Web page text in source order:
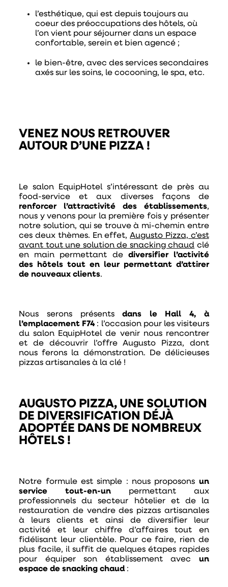
l’esthétique, qui est depuis toujours au
coeur des préoccupations des hôtels, où
l’on vient pour séjourner dans un espace
confortable, serein et bien agencé ;
le bien-être, avec des services secondaires
axés sur les soins, le cocooning, le spa, etc.
VENEZ NOUS RETROUVER
AUTOUR D’UNE PIZZA !
Le salon EquipHotel s’intéressant de près au
food-service et aux diverses façons de
renforcer l’attractivité des établissements,
nous y venons pour la première fois y présenter
notre solution, qui se trouve à mi-chemin entre
ces deux thèmes. En effet,Augusto Pizza, c’est
avant tout une solution de snacking chaud clé
en main permettant de diversifier l’activité
des hôtels tout en leur permettant d’attirer
de nouveaux clients.
Nous serons présentsdans le Hall 4, à
l’emplacement F74 : l’occasion pour les visiteurs
du salon EquipHotel de venir nous rencontrer
et de découvrir l’offre Augusto Pizza, dont
nous ferons la démonstration. De délicieuses
pizzas artisanales à la clé !
AUGUSTO PIZZA, UNE SOLUTION
DE DIVERSIFICATION DÉJÀ
ADOPTÉE DANS DE NOMBREUX
HÔTELS !
Notre formule est simple : nous proposons un
service tout-en-un permettant aux
professionnels du secteur hôtelier et de la
restauration de vendre des pizzas artisanales
à leurs clients et ainsi de diversifier leur
activité et leur chiffre d’affaires tout en
fidélisant leur clientèle. Pour ce faire, rien de
plus facile, il suffit de quelques étapes rapides
pour équiper son établissement avec un
espace de snacking chaud :